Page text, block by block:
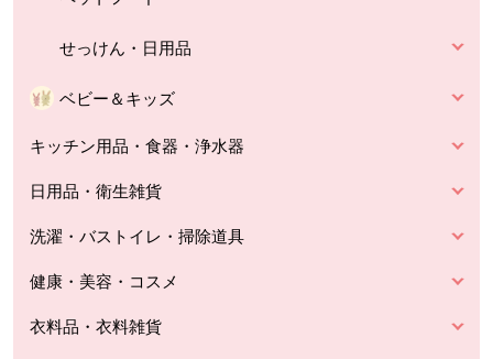
せっけん・日用品
ベビー＆キッズ
キッチン用品・食器・浄水器
日用品・衛生雑貨
洗濯・バストイレ・掃除道具
健康・美容・コスメ
衣料品・衣料雑貨